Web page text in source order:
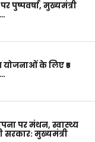
पुष्पवर्षा, मुख्यमंत्री
योजनाओं के लिए ₹5
पर मंथन, स्वास्थ्य
मुख्यमंत्री